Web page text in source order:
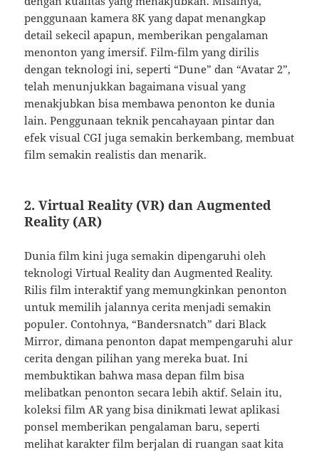
penggunaan kamera 8K yang dapat menangkap
detail sekecil apapun, memberikan pengalaman
menonton yang imersif. Film-film yang dirilis
dengan teknologi ini, seperti “Dune” dan “Avatar 2”,
telah menunjukkan bagaimana visual yang
menakjubkan bisa membawa penonton ke dunia
lain. Penggunaan teknik pencahayaan pintar dan
efek visual CGI juga semakin berkembang, membuat
film semakin realistis dan menarik.
2. Virtual Reality (VR) dan Augmented
Reality (AR)
Dunia film kini juga semakin dipengaruhi oleh
teknologi Virtual Reality dan Augmented Reality.
Rilis film interaktif yang memungkinkan penonton
untuk memilih jalannya cerita menjadi semakin
populer. Contohnya, “Bandersnatch” dari Black
Mirror, dimana penonton dapat mempengaruhi alur
cerita dengan pilihan yang mereka buat. Ini
membuktikan bahwa masa depan film bisa
melibatkan penonton secara lebih aktif. Selain itu,
koleksi film AR yang bisa dinikmati lewat aplikasi
ponsel memberikan pengalaman baru, seperti
melihat karakter film berjalan di ruangan saat kita